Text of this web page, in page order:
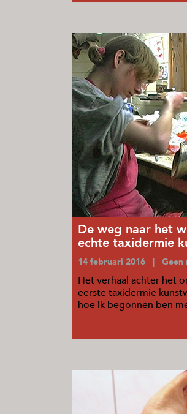
De weg naar het
echte taxidermie
14 februari 2016 | Geen
Het verhaal achter het
eerste taxidermie
hoe ik begonnen ben